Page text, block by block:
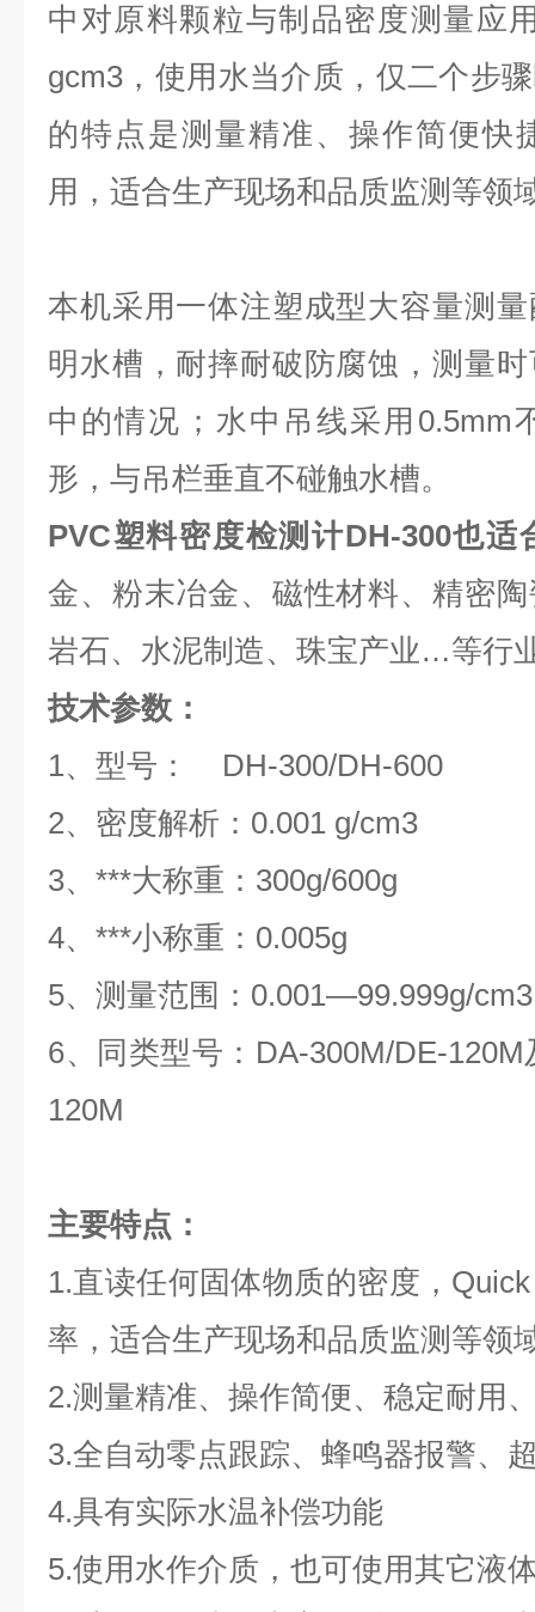
中对原料颗粒与制品密度测量应
gcm3，使用水当介质，仅二个步
的特点是测量精准、操作简便快
用，适合生产现场和品质监测等领
本机采用一体注塑成型大容量测
明水槽，耐摔耐破防腐蚀，测量
中的情况；水中吊线采用0.5mm
形，与吊栏垂直不碰触水槽。
PVC塑料密度检测计DH-300也适
金、粉末冶金、磁性材料、精密
岩石、水泥制造、珠宝产业…等行
技术参数：
1、型号： DH-300/DH-
2、密度解析：0.001 g/cm3
3、***大称重：300g/
4、***小称重：0.005g
5、测量范围：0.001—99.999g/
6、同类型号：DA-300M/DE-
120M
主要特点：
1.直读任何固体物质的密度，
率，适合生产现场和品质监测等领
2.测量精准、操作简便、稳定耐用
3.全自动零点跟踪、蜂鸣器报警、
4.具有实际水温补偿功能
5.使用水作介质，也可使用其它液